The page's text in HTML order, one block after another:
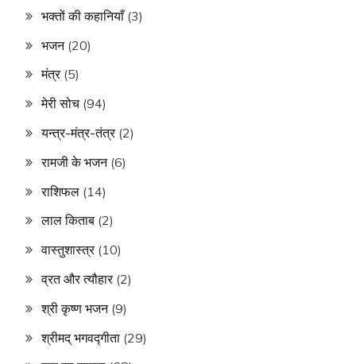
भक्तों की कहानियाँ(3)
भजन(20)
मंत्र(5)
मेरी सोच (94)
यन्त्र-मंत्र-तंत्र(2)
रामजी के भजन(6)
राशिफल (14)
लाल किताब (2)
वास्तुशास्त्र(10)
व्रत और त्यौहार(2)
श्री कृष्ण भजन(9)
श्रीमद् भगवद्गीता (29)